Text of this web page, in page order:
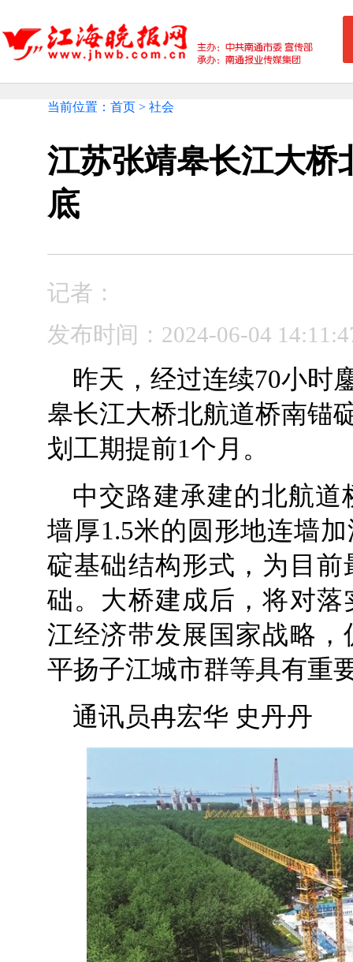
当前位置：首页 > 社会
江苏张靖皋长江大桥
底
记者：
发布时间：2024-06-04
昨天，经过连续70小时
皋长江大桥北航道桥南锚
划工期提前1个月。
中交路建承建的北航道
墙厚1.5米的圆形地连墙
碇基础结构形式，为目
础。大桥建成后，将对
江经济带发展国家战略
平扬子江城市群等具有重
通讯员冉宏华 史丹丹